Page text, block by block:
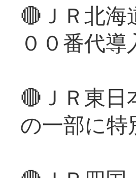
🔴ＪＲ北海
００番代導
🔴ＪＲ東日
の一部に特